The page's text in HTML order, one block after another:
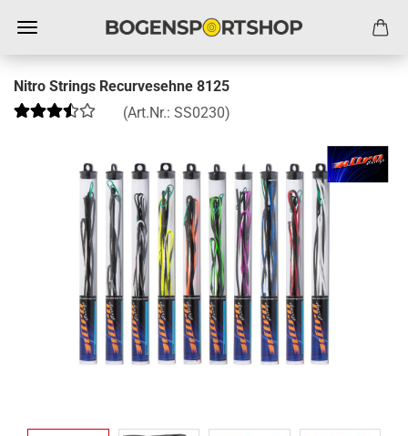
Nitro Strings Recurvesehne 8125
(Art.Nr.: SS0230)